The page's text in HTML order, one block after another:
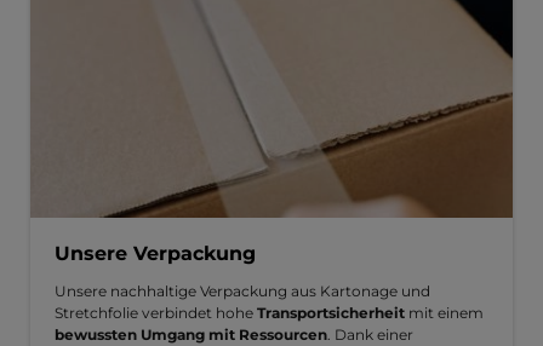
Unsere Verpackung
Unsere nachhaltige Verpackung aus Kartonage und
Stretchfolie verbindet hohe Transportsicherheit mit einem
bewussten Umgang mit Ressourcen . Dank einer